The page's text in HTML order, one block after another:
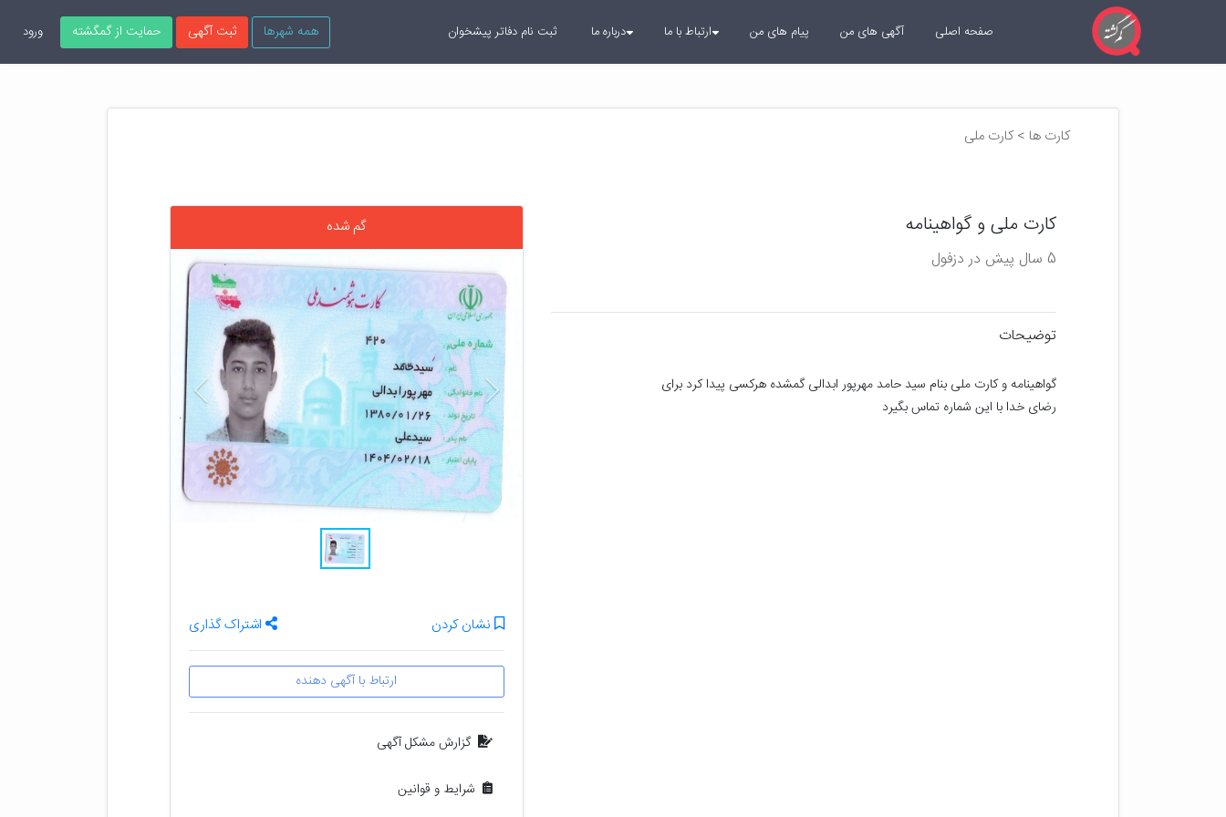
همه شهرها ثبت آگهی حمایت از گمگشته ورود صفحه اصلی آگهی های من پیام های من ارتباط با ما درباره ما ثبت نام دفاتر پیشخوان
کارت ها > کارت ملی
کارت ملی و گواهینامه
5 سال پیش در دزفول
توضیحات
رضای خدا با این شماره تماس بگیرد
گم شده
قبلی
نشان کردن اشتراک گذاری
ارتباط با آگهی دهنده
گزارش مشکل آگهی
شرایط و قوانین